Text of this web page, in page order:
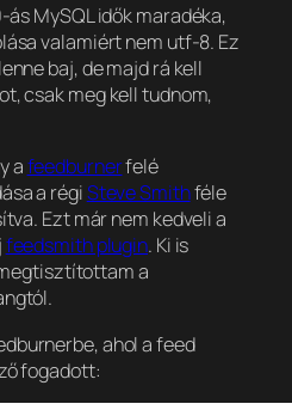
MySQL idők maradéka,
valamiért nem utf-8. Ez
baj, de majd rá kell
csak meg kell tudnom,
afeedburnerfelé
a régiSteve Smithféle
Ezt már nem kedveli a
feedsmith plugin. Ki is
a
ahol a feed
fogadott: